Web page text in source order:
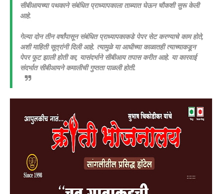
सीबीआयच्या पथकाने संबंधित प्राध्यापकाला ताब्यात घेऊन चौकशी सुरू केली
आहे.
गेल्या दोन तीन वर्षांपासून संबंधित प्राध्यापकाकडे पेपर सेट करण्याचे काम होते,
अशी माहिती सूत्रांनी दिली आहे. त्यामुळे या आधीच्या काळातही त्याच्याकडून
पेपर फूट झाली होती का, यासंदर्भाने सीबीआय तपास करीत आहे. या कारवाई
संदर्भात सीबीआयने कमालीची गुप्तता पाळली होती.